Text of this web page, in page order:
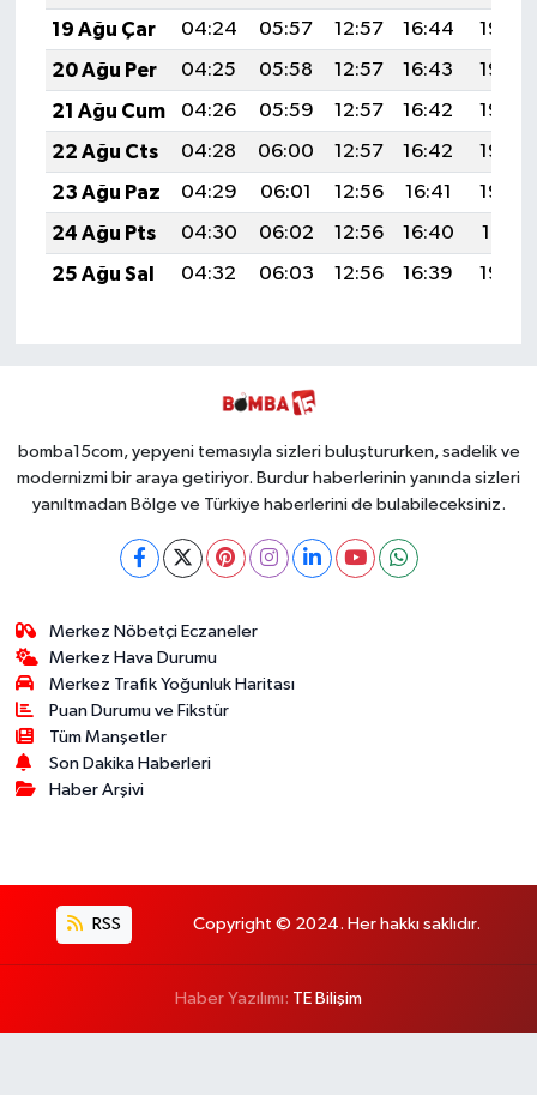
19 Ağu Çar
04:24 05:57 12:57 16:44
19:48
20 Ağu Per
04:25 05:58 12:57 16:43
19:46
21 Ağu Cum
04:26 05:59 12:57 16:42
19:45
22 Ağu Cts
04:28 06:00 12:57 16:42
19:44
23 Ağu Paz
04:29 06:01 12:56 16:41
19:42
24 Ağu Pts
04:30 06:02 12:56 16:40
19:41
25 Ağu Sal
04:32 06:03 12:56 16:39 19:39
bomba15com, yepyeni temasıyla sizleri buluştururken, sadelik ve
modernizmi bir araya getiriyor. Burdur haberlerinin yanında sizleri
yanıltmadan Bölge ve Türkiye haberlerini de bulabileceksiniz.
Merkez Nöbetçi Eczaneler
Merkez Hava Durumu
Merkez Trafik Yoğunluk Haritası
Puan Durumu ve Fikstür
Tüm Manşetler
Son Dakika Haberleri
Haber Arşivi
RSS Copyright © 2024. Her hakkı saklıdır.
Haber Yazılımı: TE Bilişim